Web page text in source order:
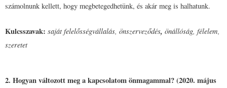
számolnunk kellett, hogy megbetegedhetünk, és akár meg is halhatunk.
Kulcsszavak: saját felelősségvállalás, önszerveződés, önállóság, félelem,
szeretet
2. Hogyan változott meg a kapcsolatom önmagammal? (2020. május